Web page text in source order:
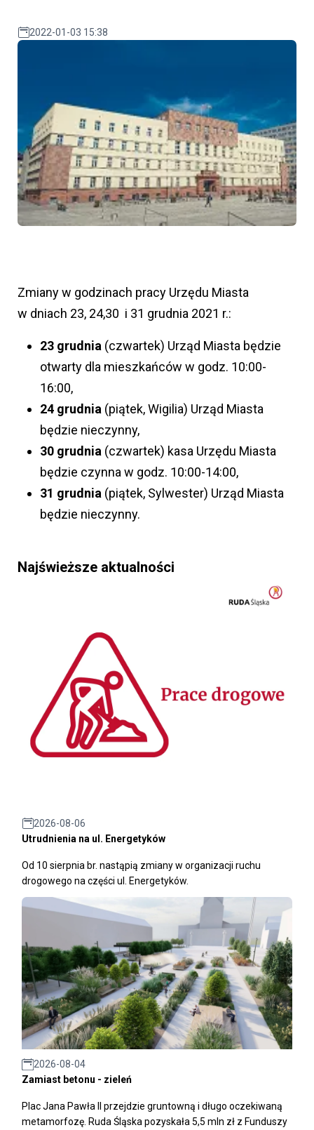
2022-01-03 15:38
Zmiany w godzinach pracy Urzędu Miasta
w dniach 23, 24,30 i 31 grudnia 2021 r.:
23 grudnia (czwartek) Urząd Miasta będzie
otwarty dla mieszkańców w godz. 10:00-
16:00,
24 grudnia (piątek, Wigilia) Urząd Miasta
będzie nieczynny,
30 grudnia (czwartek) kasa Urzędu Miasta
będzie czynna w godz. 10:00-14:00,
31 grudnia (piątek, Sylwester) Urząd Miasta
będzie nieczynny.
Najświeższe aktualności
2026-08-06
Utrudnienia na ul. Energetyków
Od 10 sierpnia br. nastąpią zmiany w organizacji ruchu
drogowego na części ul. Energetyków.
2026-08-04
Zamiast betonu - zieleń
Plac Jana Pawła II przejdzie gruntowną i długo oczekiwaną
metamorfozę. Ruda Śląska pozyskała 5,5 mln zł z Funduszy